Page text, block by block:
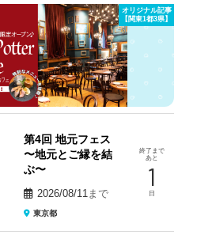
オリジナル記事
【関東1都3県】
第4回 地元フェス
〜地元とご縁を結
ぶ〜
2026/08/11まで
東京都
終了まで
あと
1
日